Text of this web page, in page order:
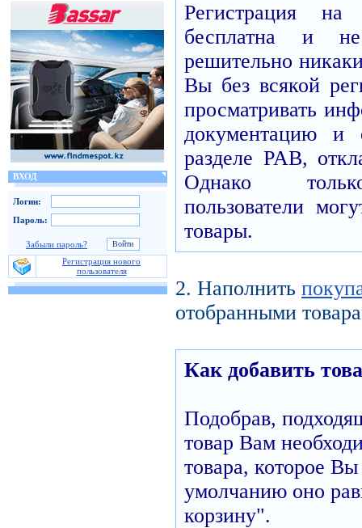
ВХОД
Логин:
Пароль:
Забыли пароль?
Регистрация нового
пользователя
Регистрация
бесплатна и
решительно
Вы без всякой
просматривать
документацию и
разделе PAB,
Однако
пользователи
товары.
2. Наполнить
отобранными
Как добавить
Подобрав,
товар Вам
товара, которое Вы
умолчанию оно
корзину".